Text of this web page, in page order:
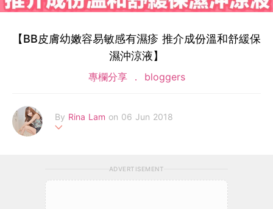
【BB皮膚幼嫩容易敏感有濕疹 推介成份溫和舒緩保
濕沖涼液】
專欄分享 bloggers
By Rina Lam on 06 Jun 2018
駐站部落: Mamibuy, Presslogic, Tagmum
Blog: Rinaaalam.blogspot.com
Rinaaalam@gmail.com
Facebook: Hena 媽媽日記
ADVERTISEMENT